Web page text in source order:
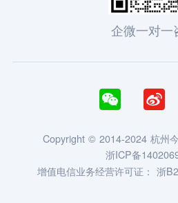
企微一对一
 
Copyright © 2014-2024 杭州
浙ICP备
增值电信业务经营许可证： 浙